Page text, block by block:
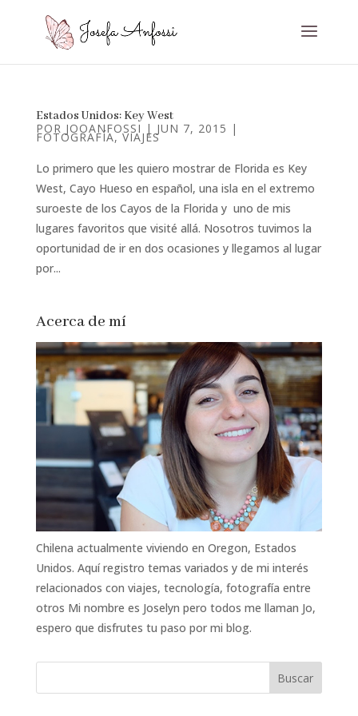
Estados Unidos: Key West
POR JOOANFOSSI | JUN 7, 2015 |
FOTOGRAFÍA,VIAJES
Lo primero que les quiero mostrar de Florida es Key
West, Cayo Hueso en español, una isla en el extremo
suroeste de los Cayos de la Florida y uno de mis
lugares favoritos que visité allá. Nosotros tuvimos la
oportunidad de ir en dos ocasiones y llegamos al lugar
por...
Acerca de mí
Chilena actualmente viviendo en Oregon, Estados
Unidos. Aquí registro temas variados y de mi interés
relacionados con viajes, tecnología, fotografía entre
otros Mi nombre es Joselyn pero todos me llaman Jo,
espero que disfrutes tu paso por mi blog.